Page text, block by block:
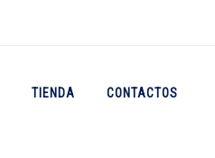
TIENDA CONTACTOS